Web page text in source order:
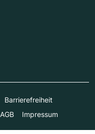
Barrierefreiheit
AGB Impressum